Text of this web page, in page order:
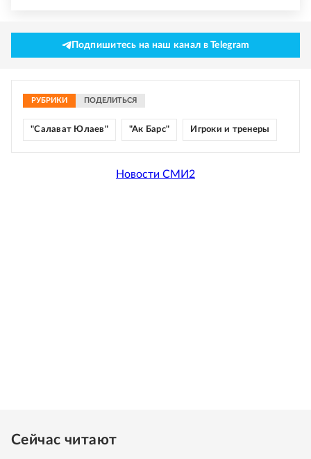
Подпишитесь на наш канал в Telegram
РУБРИКИ ПОДЕЛИТЬСЯ
"Салават Юлаев" "Ак Барс" Игроки и тренеры
Новости СМИ2
Сейчас читают